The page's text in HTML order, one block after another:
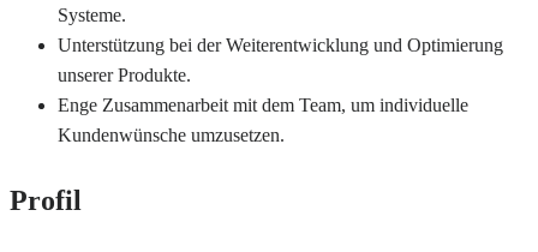
Systeme.
Unterstützung bei der Weiterentwicklung und Optimierung
unserer Produkte.
Enge Zusammenarbeit mit dem Team, um individuelle
Kundenwünsche umzusetzen.
Profil